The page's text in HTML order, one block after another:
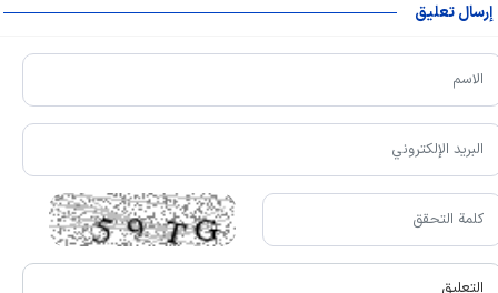
إرسال تعليق